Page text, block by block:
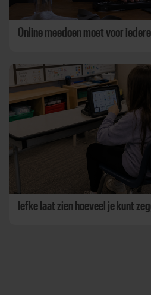
Online meedoen moet voor
Iefke laat zien hoeveel je kunt